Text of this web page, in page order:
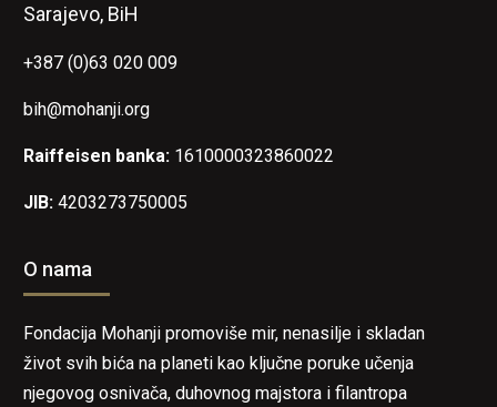
Sarajevo, BiH
+387 (0)63 020 009
bih@mohanji.org
Raiffeisen banka: 1610000323860022
JIB: 4203273750005
O nama
Fondacija Mohanji promoviše mir, nenasilje i skladan
život svih bića na planeti kao ključne poruke učenja
njegovog osnivača, duhovnog majstora i filantropa